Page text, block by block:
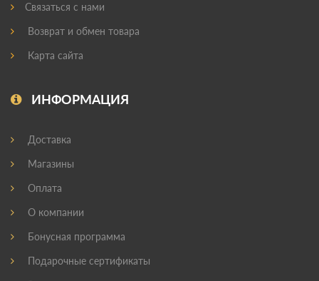
Связаться с нами
Возврат и обмен товара
Карта сайта
ИНФОРМАЦИЯ
Доставка
Магазины
Оплата
О компании
Бонусная программа
Подарочные сертификаты